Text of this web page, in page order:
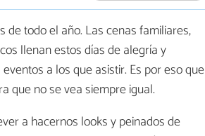
todo el año. Las cenas familiares,
llenan estos días de alegría y
a los que asistir. Es por eso que
que no se vea siempre igual.
a hacernos looks y peinados de